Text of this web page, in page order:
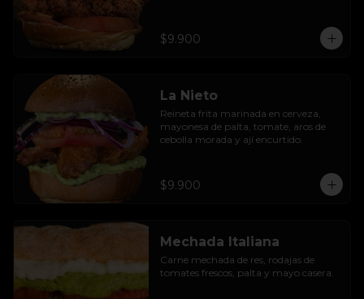
$9.900
La Nieto
Reineta frita marinada en cerveza,
mayonesa de palta, tomate, aros de
cebolla morada y ají encurtido.
$9.900
Mechada Italiana
Carne mechada de res, rodajas de
tomates frescos, palta y mayo casera.